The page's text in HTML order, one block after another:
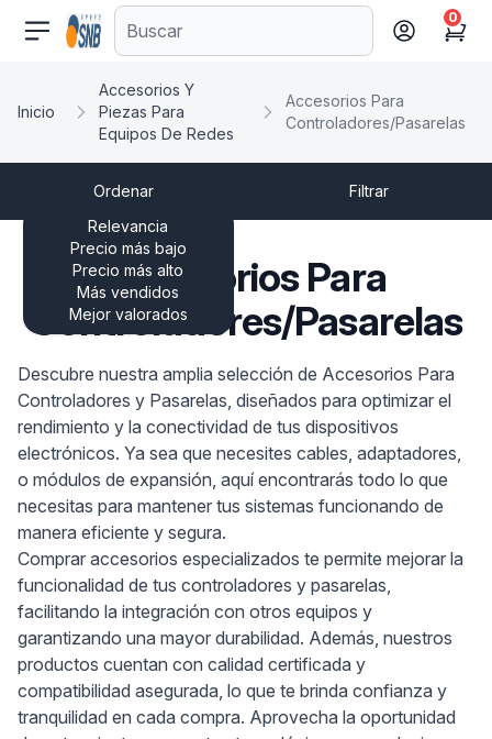
comercioseguro.es
Cart
0
Inicio
Accesorios Y
Piezas Para
Equipos De Redes
Accesorios Para
Controladores/Pasarelas
Ordenar
Relevancia
Precio más bajo
Precio más alto
Más vendidos
Mejor valorados
Filtrar
Accesorios Para
Controladores/Pasarelas
Descubre nuestra amplia selección de Accesorios Para
Controladores y Pasarelas, diseñados para optimizar el
rendimiento y la conectividad de tus dispositivos
electrónicos. Ya sea que necesites cables, adaptadores,
o módulos de expansión, aquí encontrarás todo lo que
necesitas para mantener tus sistemas funcionando de
manera eficiente y segura.
Comprar accesorios especializados te permite mejorar la
funcionalidad de tus controladores y pasarelas,
facilitando la integración con otros equipos y
garantizando una mayor durabilidad. Además, nuestros
productos cuentan con calidad certificada y
compatibilidad asegurada, lo que te brinda confianza y
tranquilidad en cada compra. Aprovecha la oportunidad